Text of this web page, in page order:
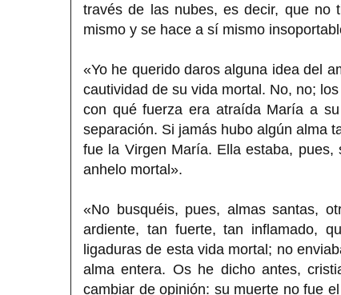
través de las nubes, es decir, que no
mismo y se hace a sí mismo
«Yo he querido daros alguna idea del
cautividad de su vida mortal. No, no;
con qué fuerza era atraída María a
separación. Si jamás hubo algún alma
fue la Virgen María. Ella estaba, pues,
anhelo mortal».
«No busquéis, pues, almas santas,
ardiente, tan fuerte, tan inflamado,
ligaduras de esta vida mortal; no
alma entera. Os he dicho antes,
cambiar de opinión: su muerte no fue